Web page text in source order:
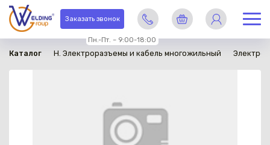
Заказать звонок
Пн.-Пт. – 9:00-18:00
Каталог H. Электроразъемы и кабель многожильный
в наличии